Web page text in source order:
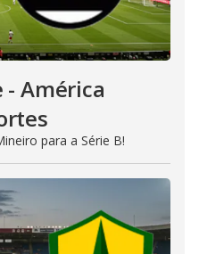
- América
para a Série B!